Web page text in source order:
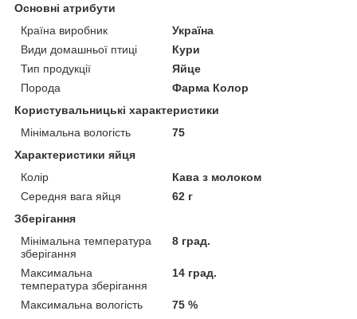
Основні атрибути
Країна виробник
Україна
Види домашньої птиці
Кури
Тип продукції
Яйце
Порода
Фарма Колор
Користувальницькі характеристики
Мінімальна вологість
75
Характеристики яйця
Колір
Кава з молоком
Середня вага яйця
62 г
Зберігання
Мінімальна температура
зберігання
8 град.
Максимальна
температура зберігання
14 град.
Максимальна вологість
75 %